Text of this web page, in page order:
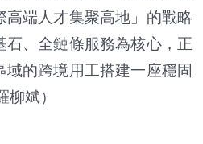
高端人才集聚高地」的戰略
石、全鏈條服務為核心，正
的跨境用工搭建一座穩固
斌）